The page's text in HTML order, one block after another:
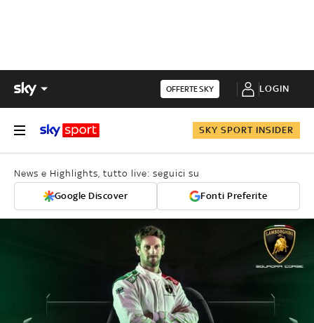
OFFERTE SKY LOGIN
SKY SPORT INSIDER
News e Highlights, tutto live: seguici su
Google Discover Fonti Preferite